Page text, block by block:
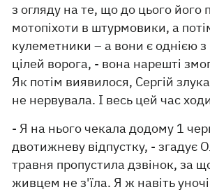
з огляду на те, що до цього його
мотопіхоти в штурмовики, а
кулеметники – а вони є однією
цілей ворога, - вона нарешті
Як потім виявилося, Сергій
не нервувала. І весь цей час
- Я на нього чекала додому 1
двотижневу відпустку, - згадує
травня пропустила дзвінок, за
живцем не з'їла. Я ж навіть